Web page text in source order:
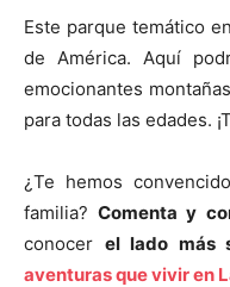
Este parque temático
de América. Aquí
emocionantes
para todas las edades.
¿Te hemos
familia?Comenta y
conocer el lado más
aventuras que vivir en